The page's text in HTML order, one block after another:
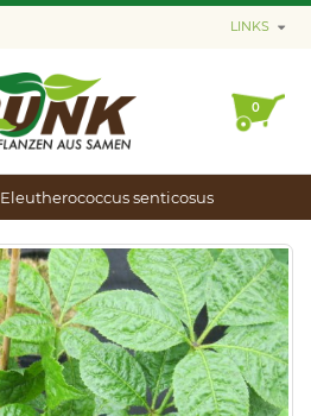
LINKS
0
Eleutherococcus senticosus